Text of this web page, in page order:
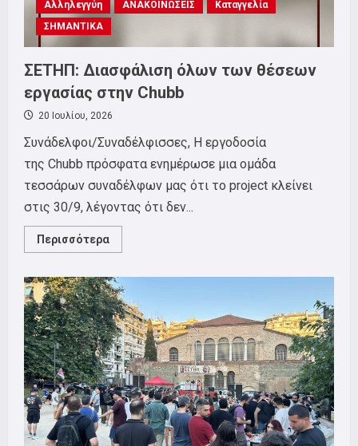
Αλληλεγγύη ΑΝΑΚΟΙΝΩΣΕΙΣ
Καταγγελία
ΣΗΜΑΝΤΙΚΑ
ΣΕΤΗΠ: Διασφάλιση όλων των θέσεων
εργασίας στην Chubb
20 Ιουλίου, 2026
Συνάδελφοι/Συναδέλφισσες, Η εργοδοσία
της Chubb πρόσφατα ενημέρωσε μια ομάδα
τεσσάρων συναδέλφων μας ότι το project κλείνει
στις 30/9, λέγοντας ότι δεν...
Περισσότερα
more
Διασφάλιση
όλων
των
θέσεων
εργασίας
στην
Chubb